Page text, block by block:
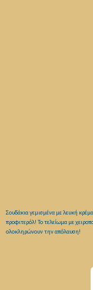
Σουδάκια γεμισμένα με λευκή
προφιτερόλ! Το τελείωμα με
ολοκληρώνουν την απόλαυση!